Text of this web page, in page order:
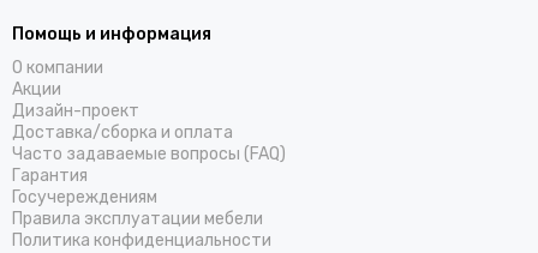
Помощь и информация
О компании
Акции
Дизайн-проект
Доставка/cборка и оплата
Часто задаваемые вопросы (FAQ)
Гарантия
Госучереждениям
Правила эксплуатации мебели
Политика конфиденциальности